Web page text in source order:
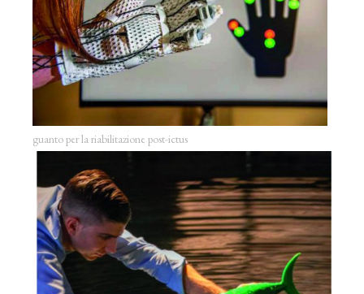
guanto per la riabilitazione post-ictus